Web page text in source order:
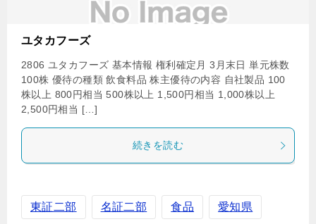
ユタカフーズ
2806 ユタカフーズ 基本情報 権利確定月 3月末日 単元株数
100株 優待の種類 飲食料品 株主優待の内容 自社製品 100
株以上 800円相当 500株以上 1,500円相当 1,000株以上
2,500円相当 […]
続きを読む
東証二部 名証二部 食品 愛知県